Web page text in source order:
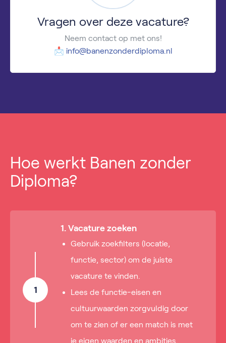
Vragen over deze vacature?
Neem contact op met ons!
📩 info@banenzonderdiploma.nl
Hoe werkt Banen zonder
Diploma?
1
1. Vacature zoeken
Gebruik zoekfilters (locatie,
functie, sector) om de juiste
vacature te vinden.
Lees de functie-eisen en
cultuurwaarden zorgvuldig door
om te zien of er een match is met
je eigen waarden en ambities.